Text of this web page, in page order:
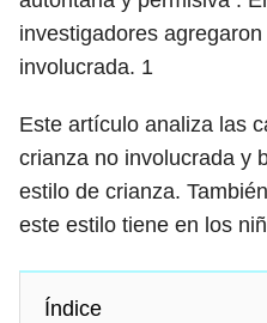
investigadores
involucrada. 1
Este artículo analiza las
crianza no involucrada y
estilo de crianza.
este estilo tiene en los
Índice